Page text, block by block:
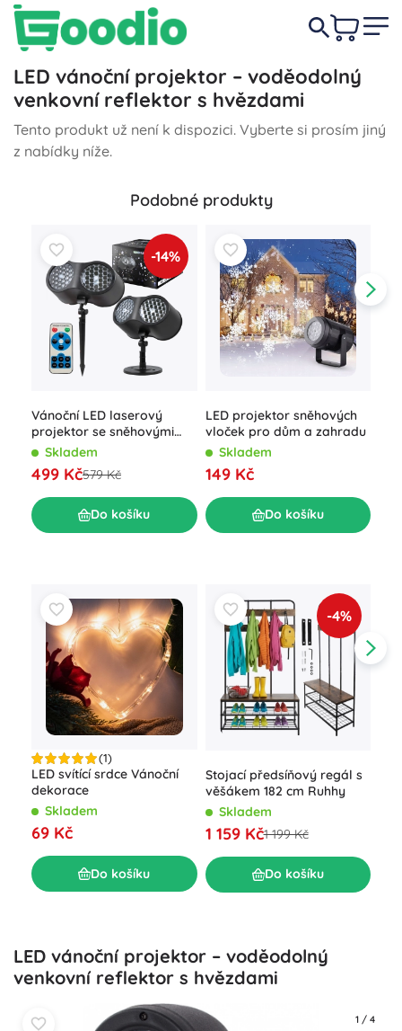
LED vánoční projektor – voděodolný
venkovní reflektor s hvězdami
Tento produkt už není k dispozici. Vyberte si prosím jiný
z nabídky níže.
Podobné produkty
-14%
Vánoční LED laserový
projektor se sněhovými
vločkami na dům
Skladem
499 Kč579 Kč
Do košíku
LED projektor sněhových
vloček pro dům a zahradu
Skladem
149 Kč
Do košíku
(1)
LED svítící srdce Vánoční
dekorace
Skladem
69 Kč
Do košíku
-4%
Stojací předsíňový regál s
věšákem 182 cm Ruhhy
Skladem
1 159 Kč1 199 Kč
Do košíku
LED vánoční projektor – voděodolný
venkovní reflektor s hvězdami
1 / 4